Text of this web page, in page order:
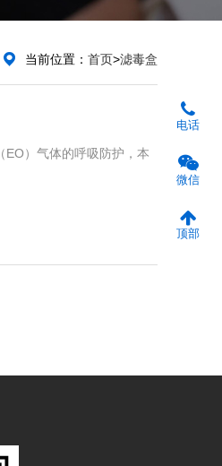
当前位置： 首页>滤毒盒
）气体的呼吸防护，本
电话
微信
顶部